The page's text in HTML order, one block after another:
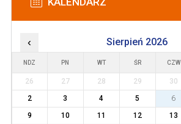
‹ Sierpień 2026
NDZ PN WT ŚR CZW
26 27 28 29 30
2
3 4 5 6
9
10 11 12 13